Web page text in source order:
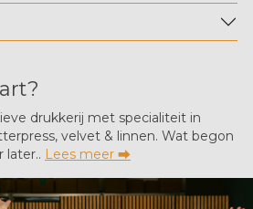
drukkerij met specialiteit in
velvet & linnen. Wat begon
later.. Lees meer ⮕